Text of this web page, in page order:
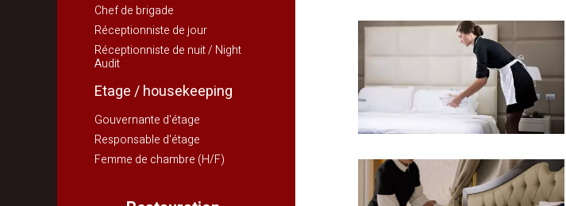
Chef de brigade
Réceptionniste de jour
Réceptionniste de nuit / Night
Audit
Etage / housekeeping
Gouvernante d'étage
Responsable d'étage
Femme de chambre (H/F)